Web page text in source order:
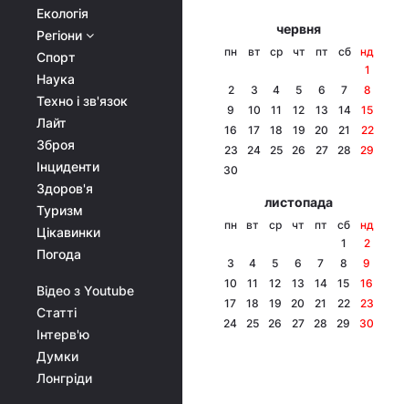
Екологія
Регіони
Спорт
Наука
Техно і зв'язок
Лайт
Зброя
Інциденти
Здоров'я
Туризм
Цікавинки
Погода
Відео з Youtube
Статті
Інтерв'ю
Думки
Лонгріди
червня
пн вт ср чт пт сб
нд
1
2
3 4 5 6 7
8
9
10 11 12 13 14
15
16
17 18 19 20 21
22
23
24 25 26 27 28
29
30
листопада
пн вт ср чт пт сб
нд
1
2
3
4 5 6 7 8
9
10
11 12 13 14 15
16
17
18 19 20 21 22
23
24
25 26 27 28 29 30